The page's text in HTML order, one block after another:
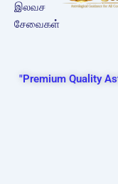
இலவச
சேவைகள்
"Premium Quality